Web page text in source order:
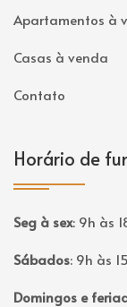
Apartamentos à
Casas à venda
Contato
Horário de
Seg à sex: 9h às
Sábados: 9h às
Domingos e